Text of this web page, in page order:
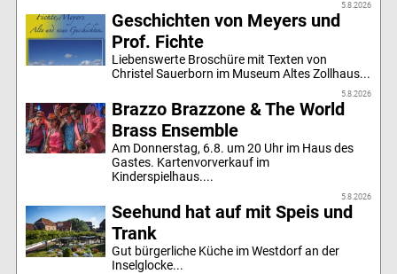
5.8.2026
Geschichten von Meyers und
Prof. Fichte
Liebenswerte Broschüre mit Texten von
Christel Sauerborn im Museum Altes Zollhaus...
5.8.2026
Brazzo Brazzone & The World
Brass Ensemble
Am Donnerstag, 6.8. um 20 Uhr im Haus des
Gastes. Kartenvorverkauf im
Kinderspielhaus....
5.8.2026
Seehund hat auf mit Speis und
Trank
Gut bürgerliche Küche im Westdorf an der
Inselglocke...